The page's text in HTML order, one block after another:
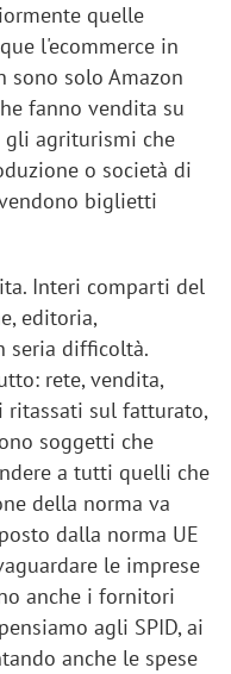
quelle
l'ecommerce in
sono solo Amazon
fanno vendita su
agriturismi che
o società di
biglietti
Interi comparti del
editoria,
seria difficoltà.
rete, vendita,
sul fatturato,
soggetti che
a tutti quelli che
della norma va
dalla norma UE
le imprese
anche i fornitori
agli SPID, ai
anche le spese